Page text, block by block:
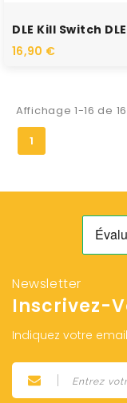
DLE Kill Switch
16,90 €
Affichage 1-16 de
1
Newsletter
Inscrivez-
Indiquez votre